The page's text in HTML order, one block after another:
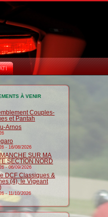
À VENIR
Couples-
et Pantah
Arnos
-16/08/2026
SUR MA
SECTION NORD
-06/09/2026
DCF Classiques &
(4), le Vigeant
-11/10/2026